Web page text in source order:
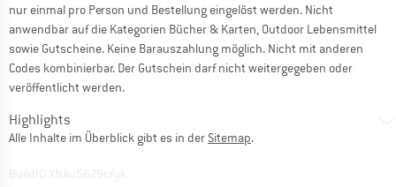
nur einmal pro Person und Bestellung eingelöst werden. Nicht
anwendbar auf die Kategorien Bücher & Karten, Outdoor Lebensmittel
sowie Gutscheine. Keine Barauszahlung möglich. Nicht mit anderen
Codes kombinierbar. Der Gutschein darf nicht weitergegeben oder
veröffentlicht werden.
Highlights
Alle Inhalte im Überblick gibt es in der Sitemap.